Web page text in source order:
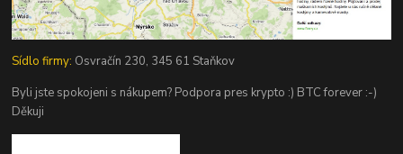
Sídlo firmy: Osvračín 230, 345 61 Staňkov
Byli jste spokojeni s nákupem? Podpora pres krypto :) BTC forever :-)
Děkuji